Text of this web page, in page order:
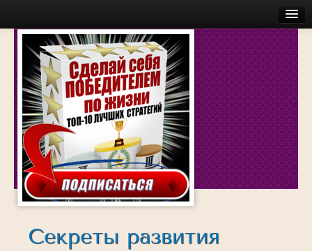
Главная
Бесплатное
Моя История
Об авторе
Обучение
Услуги
Аудио
Беседы с успешными людьми
Секреты развития